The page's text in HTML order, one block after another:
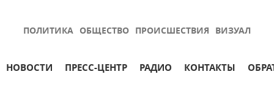
ПОЛИТИКА ОБЩЕСТВО ПРОИСШЕСТВИЯ ВИЗУАЛ
НОВОСТИ ПРЕСС-ЦЕНТР РАДИО КОНТАКТЫ